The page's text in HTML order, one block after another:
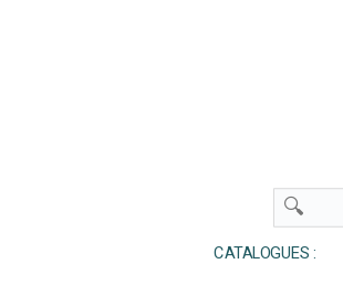
CATALOGUES :